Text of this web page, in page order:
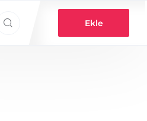
Ekle
Search everything...